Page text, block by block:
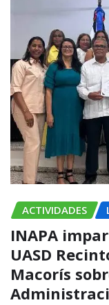
ACTIVIDADES
INAPA
UASD
Macorís